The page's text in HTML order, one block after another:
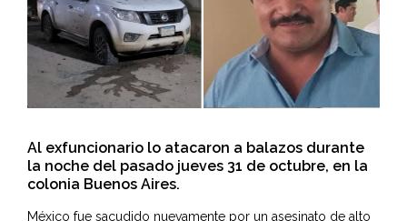
Al exfuncionario lo atacaron a balazos durante
la noche del pasado jueves 31 de octubre, en la
colonia Buenos Aires.
México fue sacudido nuevamente por un asesinato de alto